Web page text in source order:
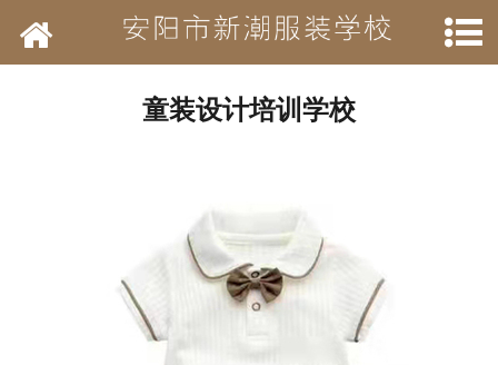
网站首页
作品展示
结业待遇
童装设计培训学校